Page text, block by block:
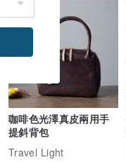
咖啡色光澤真皮兩用手
提斜背包
Travel Light